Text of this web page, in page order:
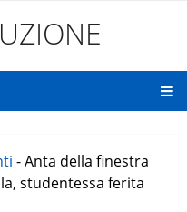
-Anta della finestra
studentessa ferita